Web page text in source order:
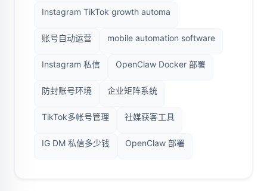
Instagram TikTok growth automa
账号自动运营 mobile automation software
Instagram 私信 OpenClaw Docker 部署
防封账号环境 企业矩阵系统
TikTok多帐号管理 社媒获客工具
IG DM 私信多少钱 OpenClaw 部署